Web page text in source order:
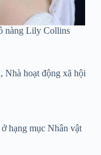
nàng Lily Collins
Nhà hoạt động xã hội
hạng mục Nhân vật